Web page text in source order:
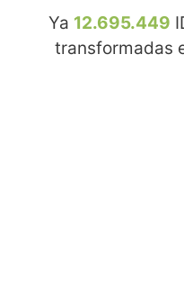
Ya 12.695.449
transformadas